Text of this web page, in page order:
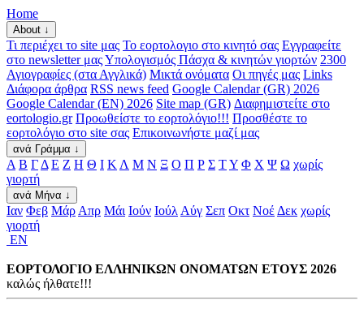
Home
About ↓
Τι περιέχει το site μας Το εορτολογιο στο κινητό σας Εγγραφείτε
στο newsletter μαςΥπολογισμός Πάσχα & κινητών γιορτών 2300
Αγιογραφίες (στα Αγγλικά) Μικτά ονόματα Οι πηγές μας Links
Διάφορα άρθρα RSS news feed Google Calendar (GR) 2026
Google Calendar (EN) 2026 Site map (GR) Διαφημιστείτε στο
eortologio.gr Προωθείστε το εορτολόγιο!!! Προσθέστε το
εορτολόγιο στο site σας Επικοινωνήστε μαζί μας
ανά Γράμμα ↓
Α Β Γ Δ Ε Ζ Η Θ Ι Κ Λ Μ Ν Ξ Ο Π Ρ Σ ΤΥ Φ Χ Ψ Ω χωρίς
γιορτή
ανά Μήνα ↓
Ιαν Φεβ Μάρ Απρ Μάι Ιούν Ιούλ Αύγ Σεπ Οκτ Νοέ Δεκ χωρίς
γιορτή
EN
ΕΟΡΤΟΛΟΓΙΟ ΕΛΛΗΝΙΚΩΝ ΟΝΟΜΑΤΩΝ ΕΤΟΥΣ 2026
καλώς ήλθατε!!!